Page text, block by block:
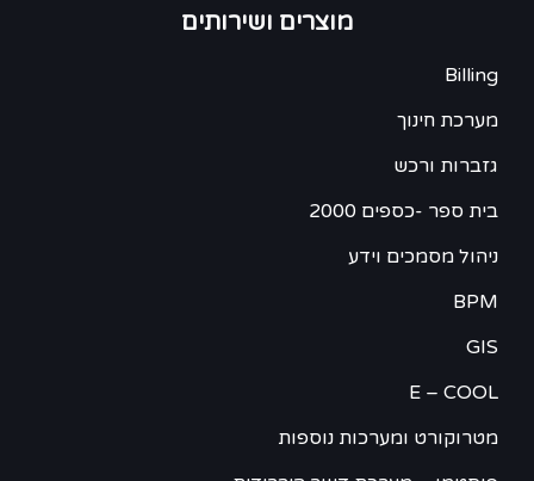
מוצרים ושירותים
Billing
מערכת חינוך
גזברות ורכש
בית ספר -כספים 2000
ניהול מסמכים וידע
BPM
GIS
E – COOL
מטרוקורט ומערכות נוספות